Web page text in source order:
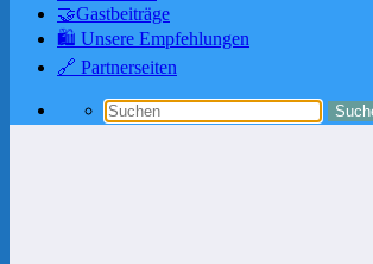
🤝Gastbeiträge
🛍️ Unsere Empfehlungen
🔗 Partnerseiten